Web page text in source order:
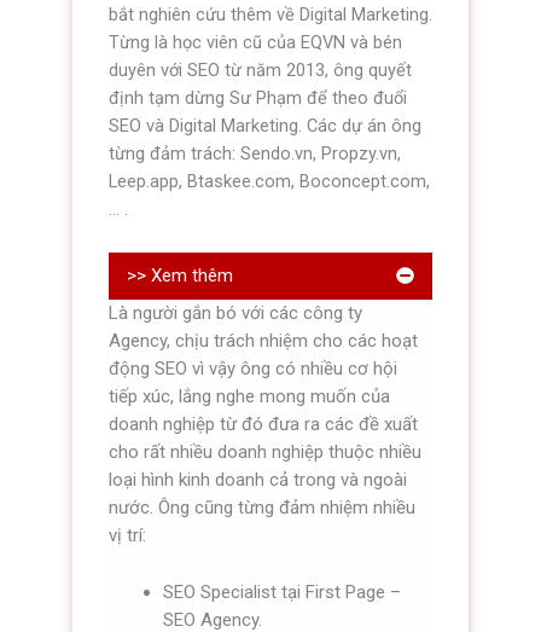
bắt nghiên cứu thêm về Digital Marketing.
Từng là học viên cũ của EQVN và bén
duyên với SEO từ năm 2013, ông quyết
định tạm dừng Sư Phạm để theo đuổi
SEO và Digital Marketing. Các dự án ông
từng đảm trách: Sendo.vn, Propzy.vn,
Leep.app, Btaskee.com, Boconcept.com,
... .
>> Xem thêm
Là người gắn bó với các công ty
Agency, chịu trách nhiệm cho các hoạt
động SEO vì vậy ông có nhiều cơ hội
tiếp xúc, lắng nghe mong muốn của
doanh nghiệp từ đó đưa ra các đề xuất
cho rất nhiều doanh nghiệp thuộc nhiều
loại hình kinh doanh cả trong và ngoài
nước. Ông cũng từng đảm nhiệm nhiều
vị trí:
SEO Specialist tại First Page –
SEO Agency.